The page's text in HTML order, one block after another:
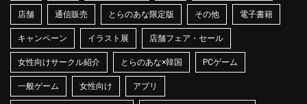
店舗 通信販売 とらのあな限定版 その他 電子書籍
キャンペーン イラスト展 店舗フェア・セール
女性向けサークル紹介 とらのあな×韓国 PCゲーム
一般ゲーム 女性向け アプリ